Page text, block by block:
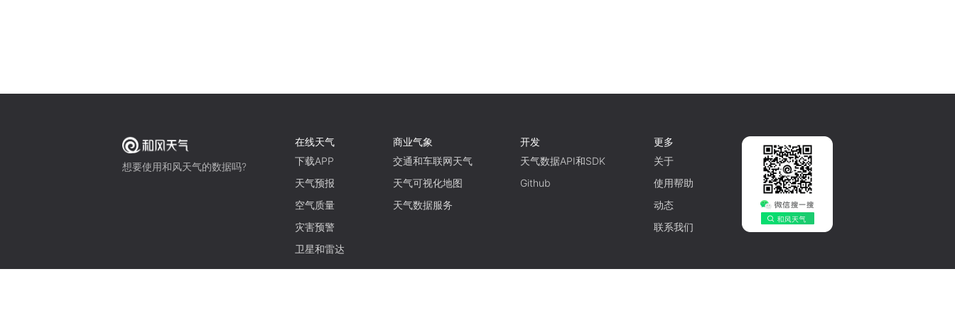
想要使用和风天气的数据吗?
在线天气
下载APP
天气预报
空气质量
灾害预警
卫星和雷达
商业气象
交通和车联网天气
天气可视化地图
天气数据服务
开发
天气数据API和SDK
Github
更多
关于
使用帮助
动态
联系我们